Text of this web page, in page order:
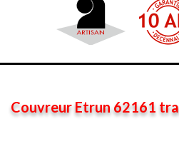
Couvreur Etrun 62161